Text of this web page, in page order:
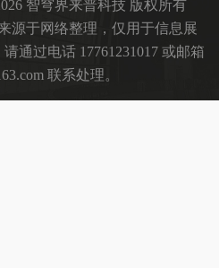
智穹界来普科技 版权所有
源于网络整理，仅用于信息展
通过电话 17761231017 或邮箱
联系处理。